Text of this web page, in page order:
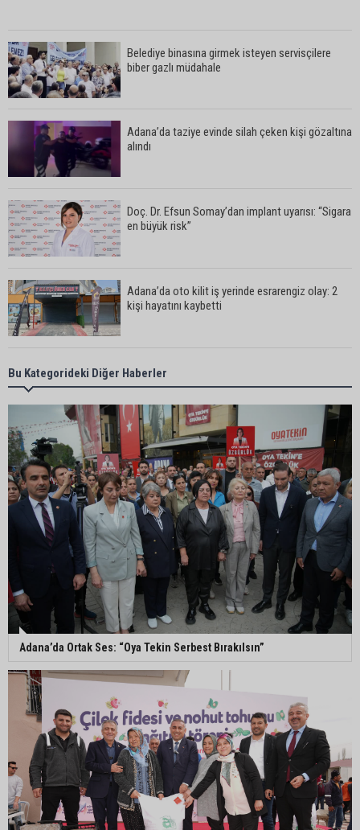
Belediye binasına girmek isteyen servisçilere
biber gazlı müdahale
Adana’da taziye evinde silah çeken kişi gözaltına
alındı
Doç. Dr. Efsun Somay’dan implant uyarısı: “Sigara
en büyük risk”
Adana’da oto kilit iş yerinde esrarengiz olay: 2
kişi hayatını kaybetti
CHP Adana Milletvekili Dr. Müzeyyen Şevkin:
“Akdeniz bir atık deposuna dönüşmemeli”
Adana’da aile içi arsa krizi: 95 yaşındaki kadının
miras arsası satıldı, 17 milyonun 13 milyonu
harcandı
Uluslararası Adana Altın Koza Film Festivali’nde
Orhan Kemal Emek Ödülleri’nin sahipleri belli oldu
Adana’da trafikte testereyle saldırı iddiası:
Şüpheli tutuklandı
Adana’da internet kablosu hırsızlığı kamerada:
Mahallenin bir bölümünde internet erişimi kesildi
Mimarlar Odası’ndan Adana Askeri Hastanesi
için tescil çağrısı: “Satılmamalı, amaç dışı
kullanılmamalı”
Bu Kategorideki Diğer Haberler
Adana’da Ortak Ses: “Oya Tekin Serbest Bırakılsın”